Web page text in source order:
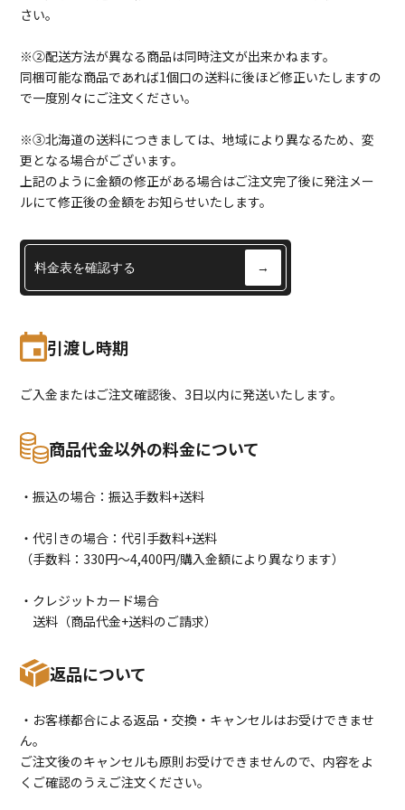
さい。
※②配送方法が異なる商品は同時注文が出来かねます。
同梱可能な商品であれば1個口の送料に後ほど修正いたしますの
で一度別々にご注文ください。
※③北海道の送料につきましては、地域により異なるため、変
更となる場合がございます。
上記のように金額の修正がある場合はご注文完了後に発注メー
ルにて修正後の金額をお知らせいたします。
料金表を確認する →
引渡し時期
ご入金またはご注文確認後、3日以内に発送いたします。
商品代金以外の料金について
・振込の場合：振込手数料+送料
・代引きの場合：代引手数料+送料
（手数料：330円〜4,400円/購入金額により異なります）
・クレジットカード場合
送料（商品代金+送料のご請求）
返品について
・お客様都合による返品・交換・キャンセルはお受けできませ
ん。
ご注文後のキャンセルも原則お受けできませんので、内容をよ
くご確認のうえご注文ください。